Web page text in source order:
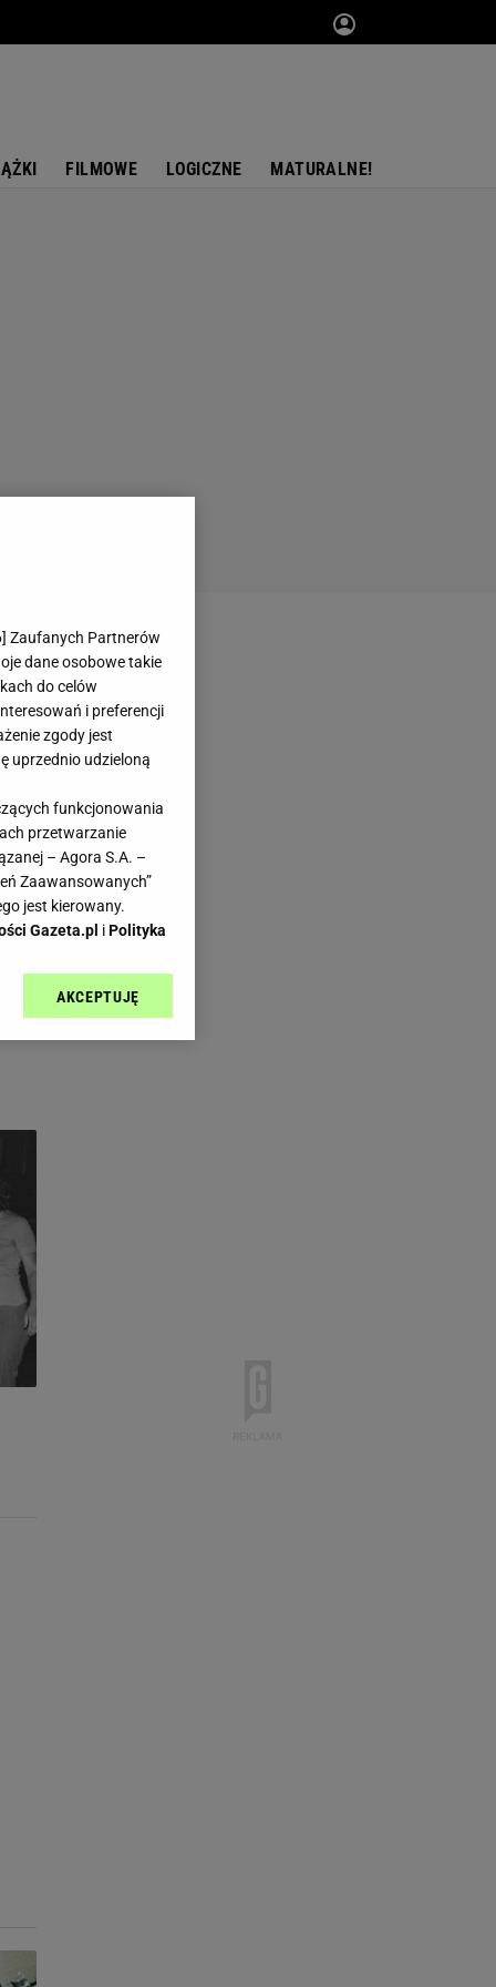
FILMOWE LOGICZNE MATURALNE!
] Zaufanych Partnerów
dane osobowe takie
do celów
i preferencji
zgody jest
uprzednio udzieloną
funkcjonowania
przetwarzanie
– Agora S.A. –
Zaawansowanych”
jest kierowany.
Gazeta.pl iPolityka
sp. z o.o., jej
AKCEPTUJĘ